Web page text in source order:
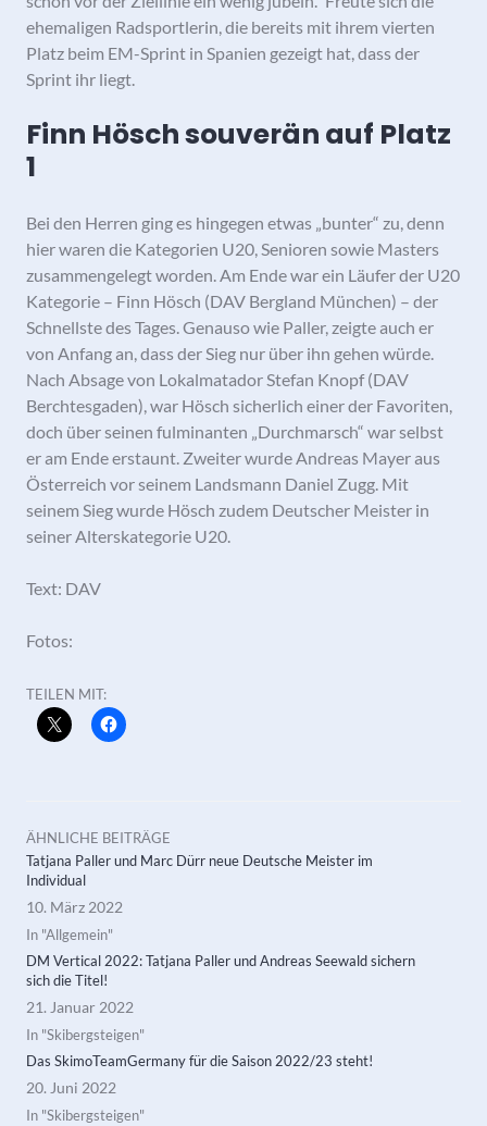
ehemaligen Radsportlerin, die bereits mit ihrem vierten
Platz beim EM-Sprint in Spanien gezeigt hat, dass der
Sprint ihr liegt.
Finn Hösch souverän auf Platz
1
Bei den Herren ging es hingegen etwas „bunter“ zu, denn
hier waren die Kategorien U20, Senioren sowie Masters
zusammengelegt worden. Am Ende war ein Läufer der U20
Kategorie – Finn Hösch (DAV Bergland München) – der
Schnellste des Tages. Genauso wie Paller, zeigte auch er
von Anfang an, dass der Sieg nur über ihn gehen würde.
Nach Absage von Lokalmatador Stefan Knopf (DAV
Berchtesgaden), war Hösch sicherlich einer der Favoriten,
doch über seinen fulminanten „Durchmarsch“ war selbst
er am Ende erstaunt. Zweiter wurde Andreas Mayer aus
Österreich vor seinem Landsmann Daniel Zugg. Mit
seinem Sieg wurde Hösch zudem Deutscher Meister in
seiner Alterskategorie U20.
Text: DAV
Fotos:
TEILEN MIT:
ÄHNLICHE BEITRÄGE
Tatjana Paller und Marc Dürr neue Deutsche Meister im
Individual
10. März 2022
In "Allgemein"
DM Vertical 2022: Tatjana Paller und Andreas Seewald sichern
sich die Titel!
21. Januar 2022
In "Skibergsteigen"
Das SkimoTeamGermany für die Saison 2022/23 steht!
20. Juni 2022
In "Skibergsteigen"